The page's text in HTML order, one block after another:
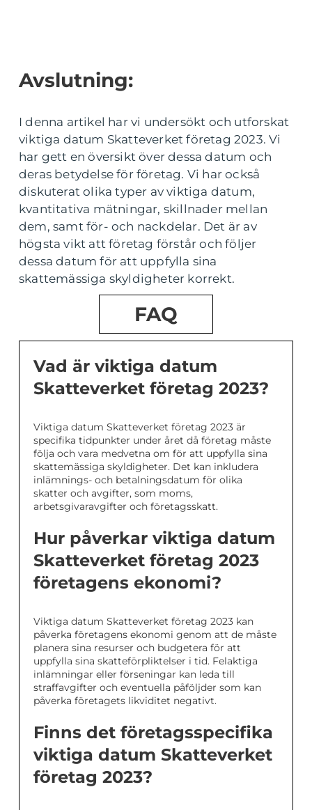
Avslutning:
I denna artikel har vi undersökt och utforskat
viktiga datum Skatteverket företag 2023. Vi
har gett en översikt över dessa datum och
deras betydelse för företag. Vi har också
diskuterat olika typer av viktiga datum,
kvantitativa mätningar, skillnader mellan
dem, samt för- och nackdelar. Det är av
högsta vikt att företag förstår och följer
dessa datum för att uppfylla sina
skattemässiga skyldigheter korrekt.
FAQ
Vad är viktiga datum
Skatteverket företag 2023?
Viktiga datum Skatteverket företag 2023 är
specifika tidpunkter under året då företag måste
följa och vara medvetna om för att uppfylla sina
skattemässiga skyldigheter. Det kan inkludera
inlämnings- och betalningsdatum för olika
skatter och avgifter, som moms,
arbetsgivaravgifter och företagsskatt.
Hur påverkar viktiga datum
Skatteverket företag 2023
företagens ekonomi?
Viktiga datum Skatteverket företag 2023 kan
påverka företagens ekonomi genom att de måste
planera sina resurser och budgetera för att
uppfylla sina skatteförpliktelser i tid. Felaktiga
inlämningar eller förseningar kan leda till
straffavgifter och eventuella påföljder som kan
påverka företagets likviditet negativt.
Finns det företagsspecifika
viktiga datum Skatteverket
företag 2023?